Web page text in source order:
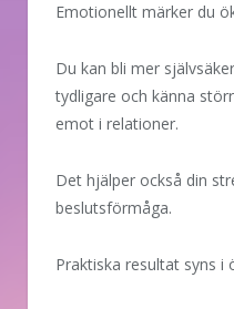
Emotionellt märker du
Du kan bli mer
tydligare och känna
emot i relationer.
Det hjälper också din
beslutsförmåga.
Praktiska resultat syns i